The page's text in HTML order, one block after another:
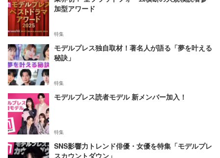
加型アワード
特集
モデルプレス独自取材！著名人が語る「夢を叶える
秘訣」
特集
モデルプレス読者モデル 新メンバー加入！
特集
SNS影響力トレンド俳優・女優を特集「モデルプレ
スカウントダウン」